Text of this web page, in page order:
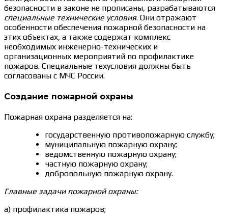
безопасности в законе не прописаны, разрабатываются
специальные технические условия. Они отражают
особенности обеспечения пожарной безопасности на
этих объектах, а также содержат комплекс
необходимых инженерно-технических и
организационных мероприятий по профилактике
пожаров. Специальные техусловия должны быть
согласованы с МЧС России.
Создание пожарной охраны
Пожарная охрана разделяется на:
государственную противопожарную службу;
муниципальную пожарную охрану;
ведомственную пожарную охрану;
частную пожарную охрану;
добровольную пожарную охрану.
Главные задачи пожарной охраны:
а) профилактика пожаров;